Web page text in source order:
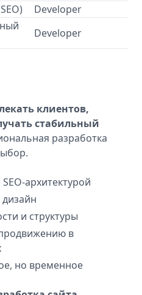
Developer
Developer
клиентов,
стабильный
разработка
архитектурой
и структуры
в
но временное